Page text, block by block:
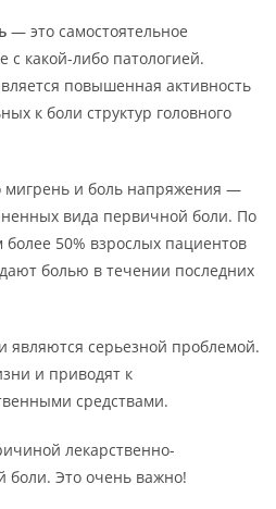
— это самостоятельное
с какой-либо патологией.
повышенная активность
к боли структур головного
мигрень и боль напряжения —
вида первичной боли. По
50% взрослых пациентов
болью в течении последних
являются серьезной проблемой.
и приводят к
средствами.
лекарственно-
боли. Это очень важно!